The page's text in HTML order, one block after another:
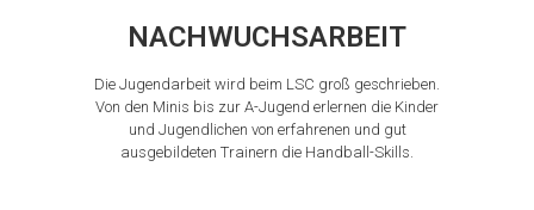
NACHWUCHSARBEIT
Die Jugendarbeit wird beim LSC groß geschrieben.
Von den Minis bis zur A-Jugend erlernen die Kinder
und Jugendlichen von erfahrenen und gut
ausgebildeten Trainern die Handball-Skills.